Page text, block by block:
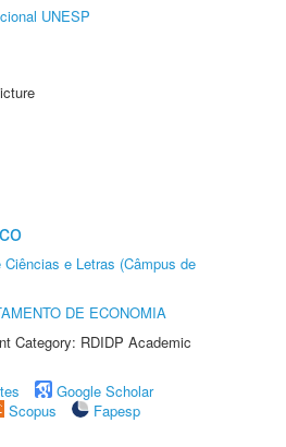
UNESP
Ciências e Letras (Câmpus de
DE ECONOMIA
Category: RDIDP Academic
Google Scholar
Scopus
Fapesp